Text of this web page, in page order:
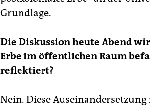
Grundlage.
Die Diskussion heute Abend
Erbe im öffentlichen Raum
reflektiert?
Nein. Diese Auseinandersetzung